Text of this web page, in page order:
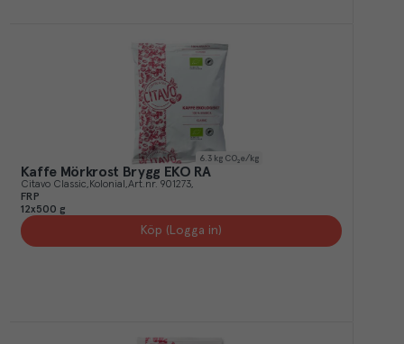
6.3 kg CO₂e/kg
Kaffe Mörkrost Brygg EKO RA
Citavo Classic Kolonial Art.nr. 901273
FRP
12x500 g
Köp (Logga in)